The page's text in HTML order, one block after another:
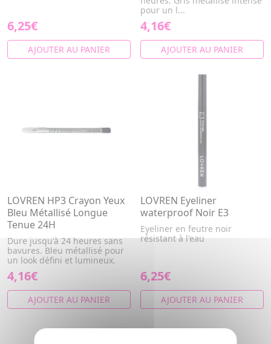
6,25€
AJOUTER AU PANIER
pour un l...
4,16€
AJOUTER AU PANIER
LOVREN HP3 Crayon Yeux
Bleu Métallisé Longue
Tenue 24H
Dure jusqu'à 24 heures sans
bavures. Bleu métallisé pour
un look défini et lumineux.
4,16€
AJOUTER AU PANIER
LOVREN Eyeliner
waterproof Noir E3
Eyeliner en feutre noir
résistant à l'eau
6,25€
AJOUTER AU PANIER